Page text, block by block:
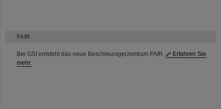
FAIR
Bei GSI entsteht das neue Beschleunigerzentrum FAIR.
Erfahren Sie
mehr.